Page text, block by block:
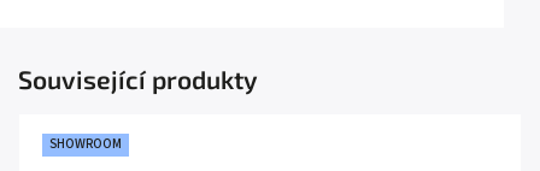
Související produkty
SHOWROOM